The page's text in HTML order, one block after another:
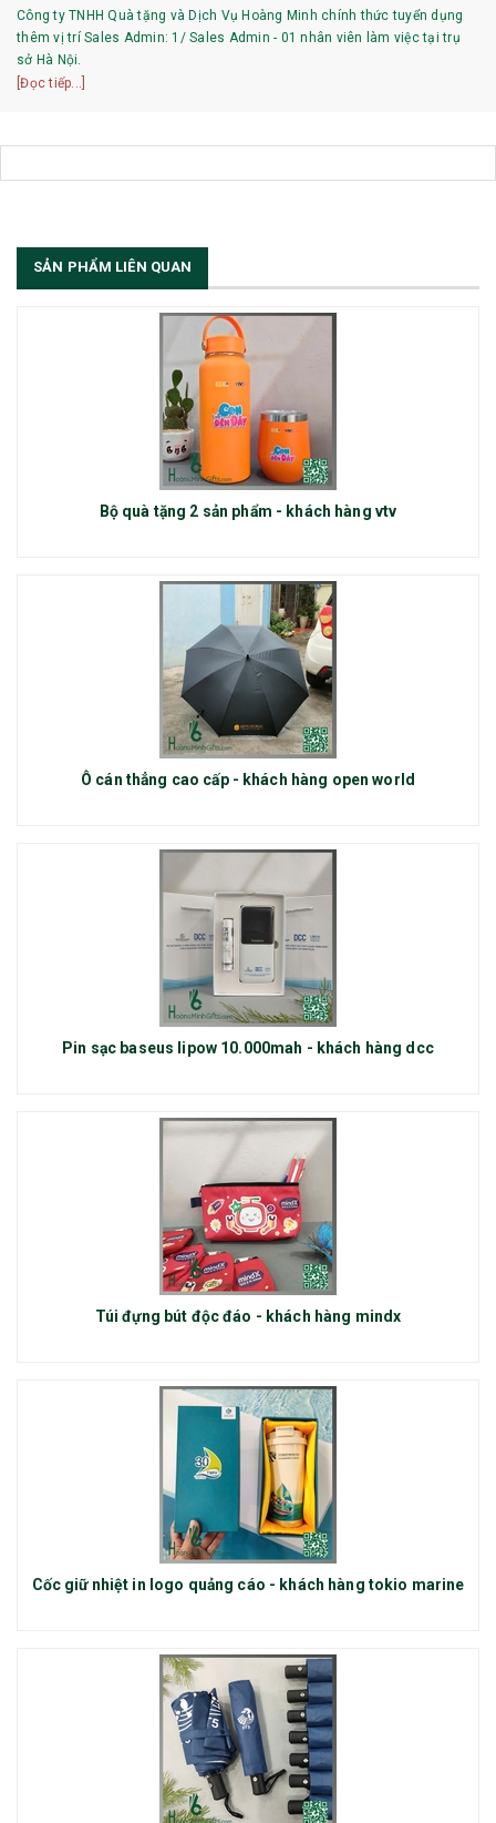
Công ty TNHH Quà tặng và Dịch Vụ Hoàng Minh chính thức tuyển dụng
thêm vị trí Sales Admin: 1/ Sales Admin - 01 nhân viên làm việc tại trụ
sở Hà Nội.
[Đọc tiếp...]
SẢN PHẨM LIÊN QUAN
Bộ quà tặng 2 sản phẩm - khách hàng vtv
Ô cán thẳng cao cấp - khách hàng open world
Pin sạc baseus lipow 10.000mah - khách hàng dcc
Túi đựng bút độc đáo - khách hàng mindx
Cốc giữ nhiệt in logo quảng cáo - khách hàng tokio marine